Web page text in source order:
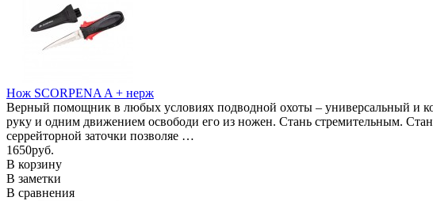
Нож SCORPENA A + нерж
Верный помощник в любых условиях подводной охоты – универсальный и
руку и одним движением освободи его из ножен. Стань стремительным.
серрейторной заточки позволяе …
1650руб.
В корзину
В заметки
В сравнения